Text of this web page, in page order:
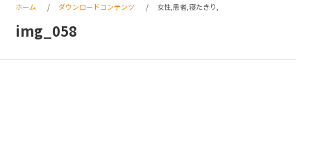
ホーム ダウンロードコンテンツ 女性,患者,寝たきり,
img_058